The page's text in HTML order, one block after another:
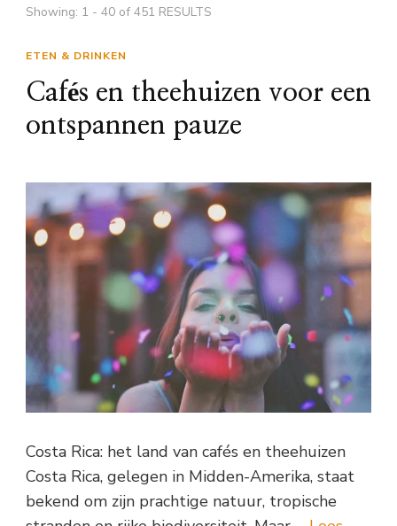
Showing: 1 - 40 of 451 RESULTS
ETEN & DRINKEN
Cafés en theehuizen voor een
ontspannen pauze
Costa Rica: het land van cafés en theehuizen
Costa Rica, gelegen in Midden-Amerika, staat
bekend om zijn prachtige natuur, tropische